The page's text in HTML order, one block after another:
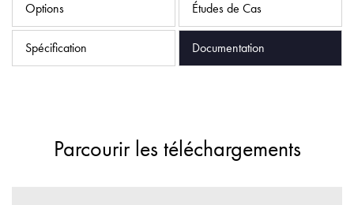
Options Études de Cas
Spécification Documentation
Parcourir les téléchargements